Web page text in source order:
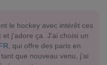
le hockey avec intérêt ces
j'adore ça. J'ai choisi un
, qui offre des paris en
que nouveau venu, j'ai